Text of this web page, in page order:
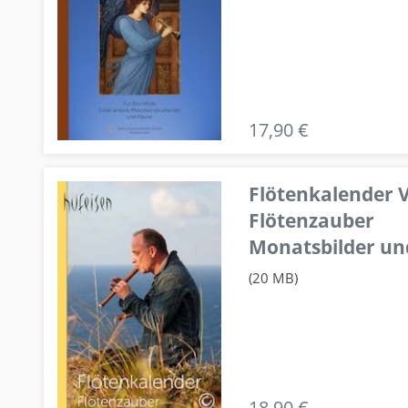
17,90 €
Flötenkalender
Flötenzauber
Monatsbilder
(20 MB)